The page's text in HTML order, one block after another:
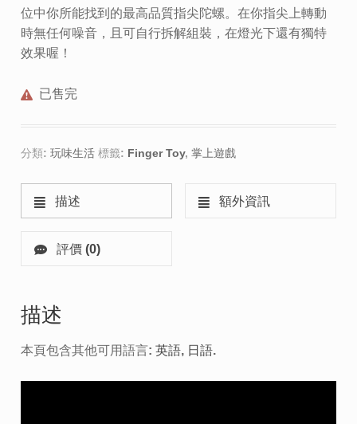
位中你所能找到的最高品質指尖陀螺。在你指尖上轉動
時無任何噪音，且可自行拆解組裝，在燈光下還有獨特
效果喔！
已售完
分類: 玩味生活 標籤: Finger Toy, 掌上遊戲
描述 額外資訊
評價 (0)
描述
本頁包含其他可用語言: 英語 日語.